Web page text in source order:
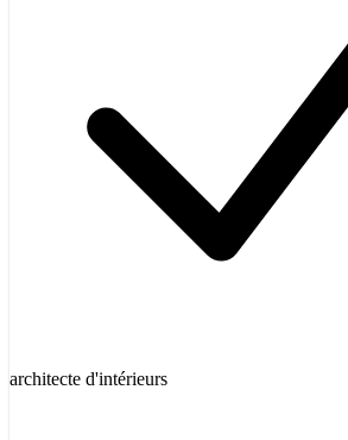
architecte d'intérieurs